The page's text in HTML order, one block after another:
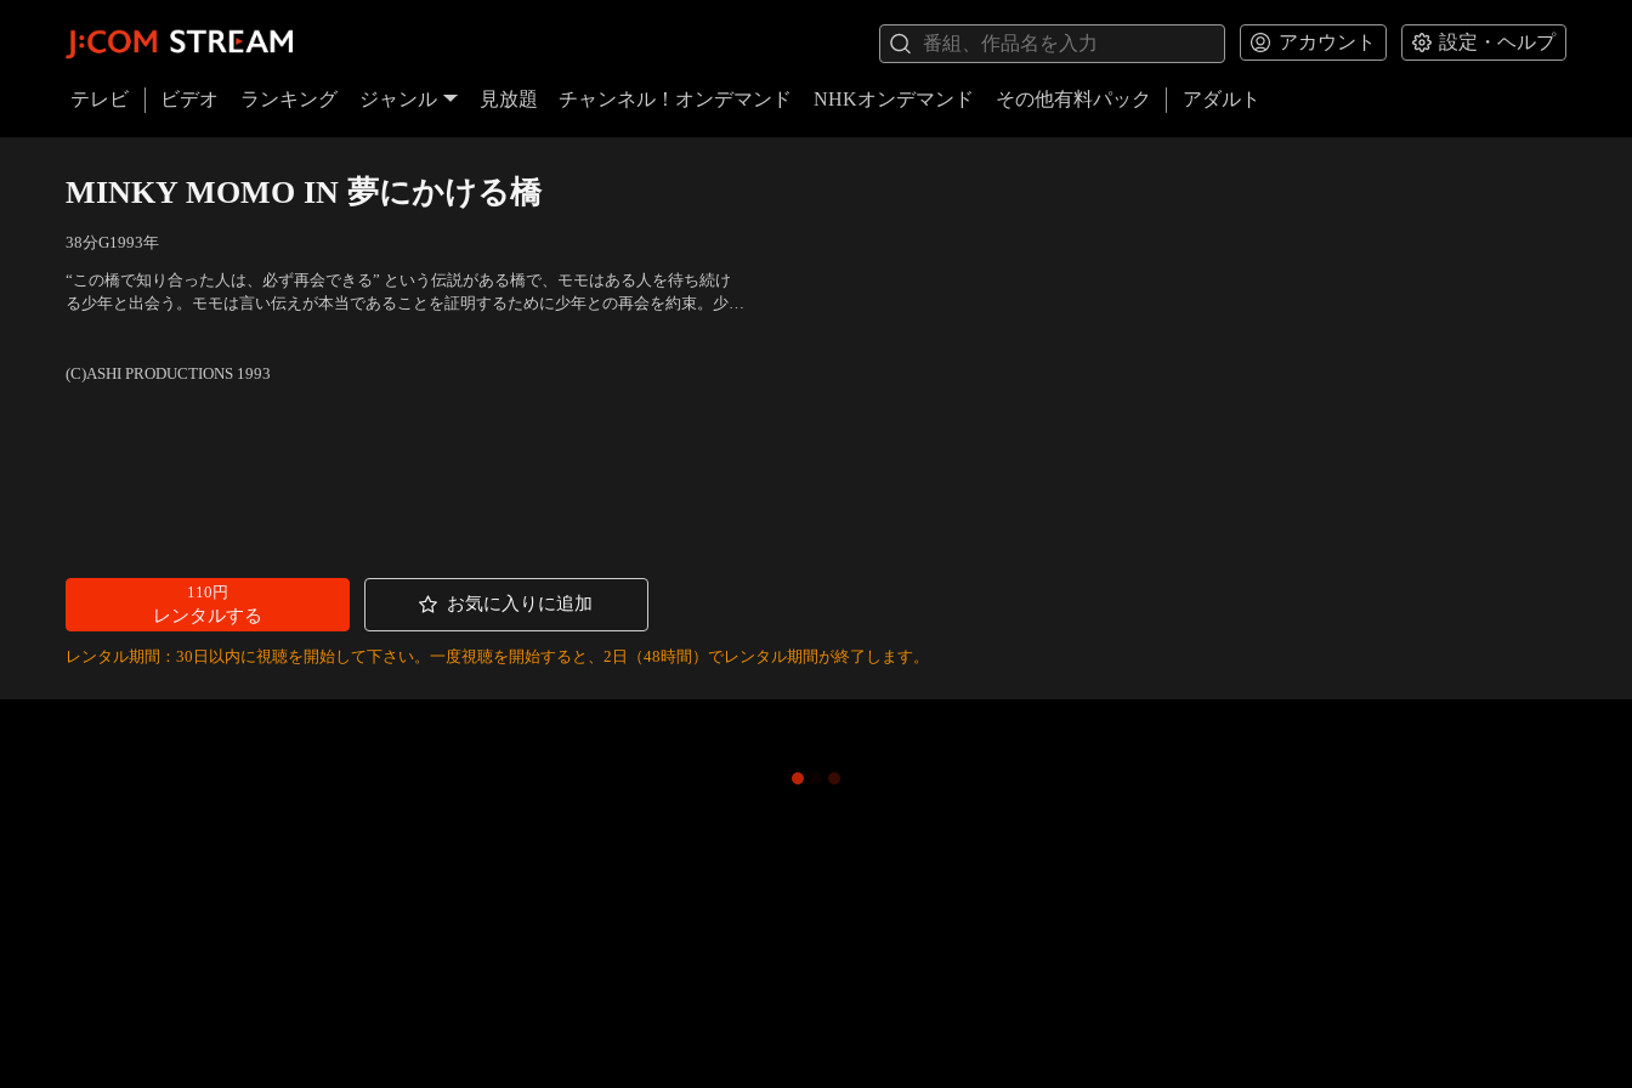
アカウント 設定・ヘルプ
テレビ ビデオ ランキング ジャンル 見放題 チャンネル！オンデマンド NHKオンデマンド その他有料パック アダルト
MINKY MOMO IN 夢にかける橋
38分G1993年
“この橋で知り合った人は、必ず再会できる” という伝説がある橋で、モモはある人を待ち続け
る少年と出会う。モモは言い伝えが本当であることを証明するために少年との再会を約束。少年
(C)ASHI PRODUCTIONS 1993
110円
レンタルする
お気に入りに追加
レンタル期間：30日以内に視聴を開始して下さい。一度視聴を開始すると、2日（48時間）でレンタル期間が終了します。